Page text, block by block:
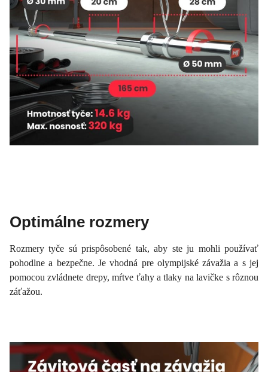
Optimálne rozmery
Rozmery tyče sú prispôsobené tak, aby ste ju mohli používať
pohodlne a bezpečne. Je vhodná pre olympijské závažia a s jej
pomocou zvládnete drepy, mŕtve ťahy a tlaky na lavičke s rôznou
záťažou.